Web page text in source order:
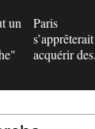
un
Paris
acquérir